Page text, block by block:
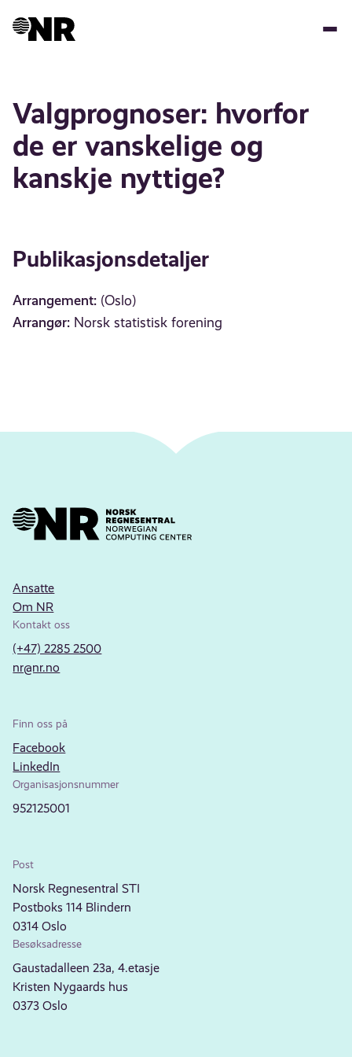
Valgprognoser: hvorfor
de er vanskelige og
kanskje nyttige?
Publikasjonsdetaljer
Arrangement: (Oslo)
Arrangør: Norsk statistisk forening
Ansatte
Om NR
Kontakt oss
(+47) 2285 2500
nr@nr.no
Finn oss på
Facebook
LinkedIn
Organisasjonsnummer
952125001
Post
Norsk Regnesentral STI
Postboks 114 Blindern
0314 Oslo
Besøksadresse
Gaustadalleen 23a, 4.etasje
Kristen Nygaards hus
0373 Oslo